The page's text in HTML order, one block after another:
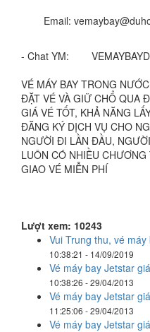
Email:
- Chat YM:
VÉ MÁY BAY TRONG
ÐẶT VÉ VÀ GIỮ CHỔ QUA
GIÁ VÉ TỐT, KHẢ NĂNG
ÐĂNG KÝ DỊCH VỤ CHO
NGƯỜI ÐI LẦN ÐẦU,
LUÔN CÓ NHIỀU
GIAO VÉ MIỄN PHÍ
Lượt xem: 10243
Vui Trung thu, vé
10:38:21 - 14/09/2019
Vé máy bay Jetstar
10:38:26 - 29/04/2013
Vé máy bay Jetstar
11:25:06 - 29/04/2013
Vé máy bay Jetstar